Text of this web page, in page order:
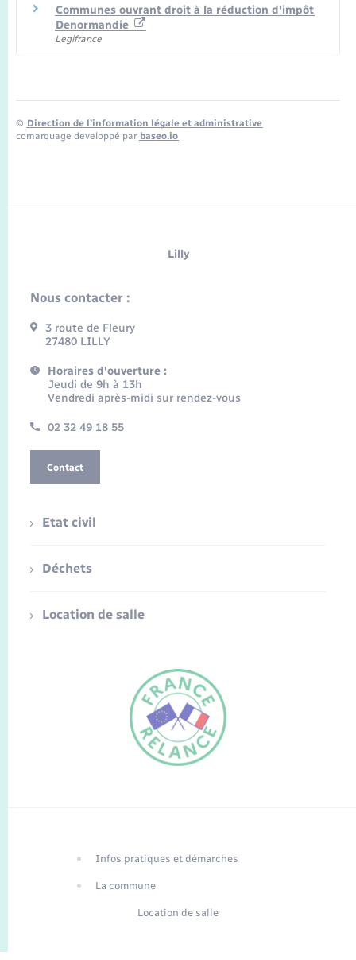
Traduction du
Communes ouvrant droit à la réduction d'impôt
Denormandie
Legifrance
© Direction de l’information légale et administrative
comarquage developpé par baseo.io
Lilly
Nous contacter :
3 route de Fleury
27480 LILLY
Horaires d'ouverture :
Jeudi de 9h à 13h
Vendredi après-midi sur rendez-vous
02 32 49 18 55
Contact
Etat civil
Déchets
Location de salle
Infos pratiques et démarches
La commune
Location de salle